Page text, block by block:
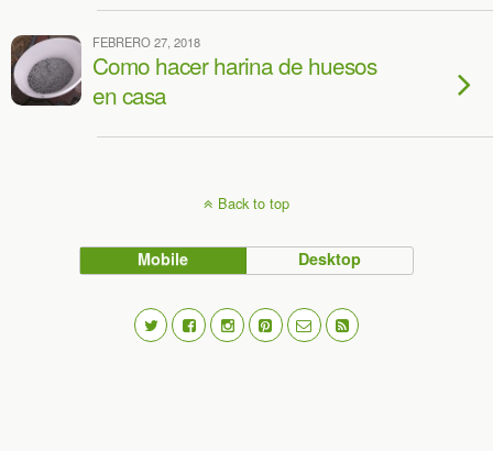
FEBRERO 27, 2018
Como hacer harina de huesos
en casa
Back to top
Mobile Desktop